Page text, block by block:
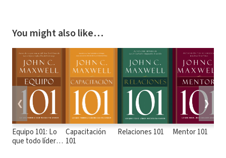
You might also like…
Equipo 101: Lo
que todo líder
Capacitación
101
Relaciones 101 Mentor 101
❮ ❯